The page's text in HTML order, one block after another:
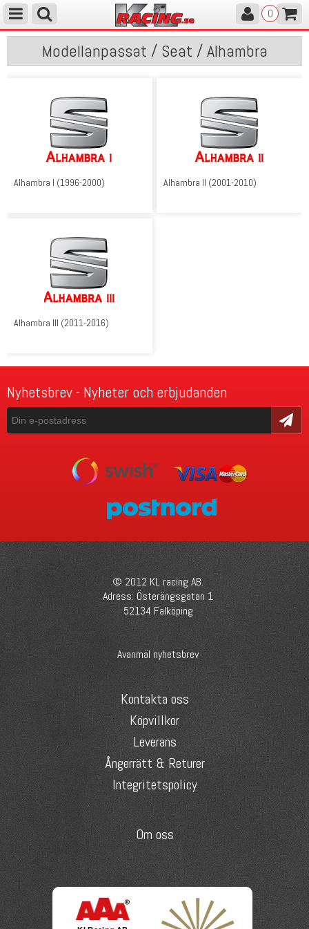
0
Modellanpassat / Seat / Alhambra
Alhambra I (1996-2000) Alhambra II (2001-2010)
Alhambra III (2011-2016)
Nyhetsbrev - Nyheter och erbjudanden
Skicka
© 2012 KL racing AB.
Adress: Österängsgatan 1
52134 Falköping
Avanmäl nyhetsbrev
Kontakta oss
Köpvillkor
Leverans
Ångerrätt & Returer
Integritetspolicy
Om oss